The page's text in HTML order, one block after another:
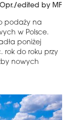
Opr./edited by MF
podaży na
w Polsce.
poniżej
rok do roku przy
nowych